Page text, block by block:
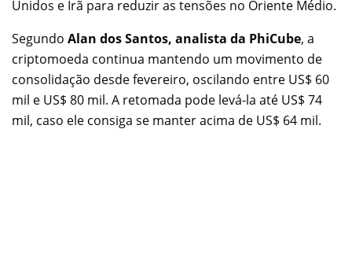
Unidos e Irã para reduzir as tensões no Oriente Médio.
Segundo Alan dos Santos, analista da PhiCube, a
criptomoeda continua mantendo um movimento de
consolidação desde fevereiro, oscilando entre US$ 60
mil e US$ 80 mil. A retomada pode levá-la até US$ 74
mil, caso ele consiga se manter acima de US$ 64 mil.